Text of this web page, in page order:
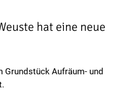
hat eine neue
Grundstück Aufräum- und